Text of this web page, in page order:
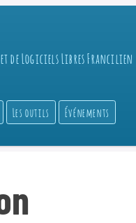
de Logiciels Libres Francilien
Les outils Événements